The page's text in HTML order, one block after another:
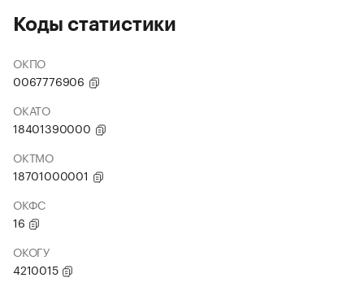
Коды статистики
ОКПО
0067776906
ОКАТО
18401390000
ОКТМО
18701000001
ОКФС
16
ОКОГУ
4210015